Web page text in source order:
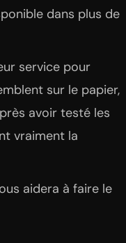
dans plus de
service pour
sur le papier,
avoir testé les
vraiment la
aidera à faire le